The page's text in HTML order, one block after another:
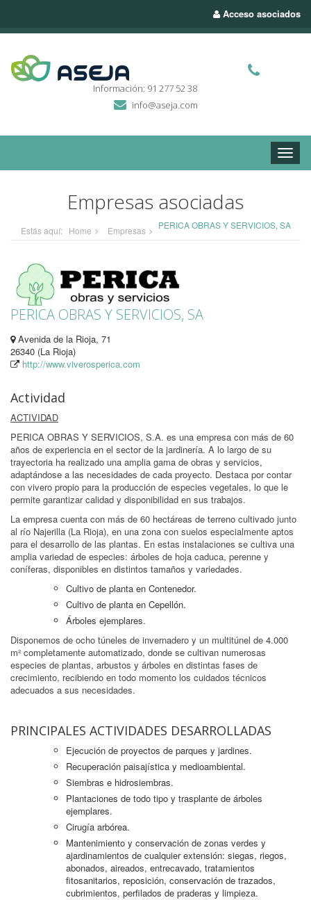
Acceso asociados
Información: 91 277 52 38
info@aseja.com
Toggle
Empresas asociadas
Estás aquí: Home Empresas PERICA OBRAS Y SERVICIOS, SA
PERICA OBRAS Y SERVICIOS, SA
Avenida de la Rioja, 71
26340 (La Rioja)
http://www.viverosperica.com
Actividad
ACTIVIDAD
PERICA OBRAS Y SERVICIOS, S.A. es una empresa con más de 60
años de experiencia en el sector de la jardinería. A lo largo de su
trayectoria ha realizado una amplia gama de obras y servicios,
adaptándose a las necesidades de cada proyecto. Destaca por contar
con vivero propio para la producción de especies vegetales, lo que le
permite garantizar calidad y disponibilidad en sus trabajos.
La empresa cuenta con más de 60 hectáreas de terreno cultivado junto
al río Najerilla (La Rioja), en una zona con suelos especialmente aptos
para el desarrollo de las plantas. En estas instalaciones se cultiva una
amplia variedad de especies: árboles de hoja caduca, perenne y
coníferas, disponibles en distintos tamaños y variedades.
Cultivo de planta en Contenedor.
Cultivo de planta en Cepellón.
Árboles ejemplares.
Disponemos de ocho túneles de invernadero y un multitúnel de 4.000
m² completamente automatizado, donde se cultivan numerosas
especies de plantas, arbustos y árboles en distintas fases de
crecimiento, recibiendo en todo momento los cuidados técnicos
adecuados a sus necesidades.
PRINCIPALES ACTIVIDADES DESARROLLADAS
Ejecución de proyectos de parques y jardines.
Recuperación paisajística y medioambiental.
Siembras e hidrosiembras.
Plantaciones de todo tipo y trasplante de árboles
ejemplares.
Cirugía arbórea.
Mantenimiento y conservación de zonas verdes y
ajardinamientos de cualquier extensión: siegas, riegos,
abonados, aireados, entrecavado, tratamientos
fitosanitarios, reposición, conservación de trazados,
cubrimientos, perfilados de praderas y limpieza.